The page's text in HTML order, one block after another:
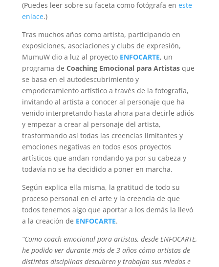
(Puedes leer sobre su faceta como fotógrafa en este
enlace.)
Tras muchos años como artista, participando en
exposiciones, asociaciones y clubs de expresión,
MumuW dio a luz al proyecto ENFOCARTE, un
programa de Coaching Emocional para Artistasque
se basa en el autodescubrimiento y
empoderamiento artístico a través de la fotografía,
invitando al artista a conocer al personaje que ha
venido interpretando hasta ahora para decirle adiós
y empezar a crear al personaje del artista,
trasformando así todas las creencias limitantes y
emociones negativas en todos esos proyectos
artísticos que andan rondando ya por su cabeza y
todavía no se ha decidido a poner en marcha.
Según explica ella misma, la gratitud de todo su
proceso personal en el arte y la creencia de que
todos tenemos algo que aportar a los demás la llevó
a la creación de ENFOCARTE.
“Como coach emocional para artistas, desde ENFOCARTE,
he podido ver durante más de 3 años cómo artistas de
distintas disciplinas descubren y trabajan sus miedos e